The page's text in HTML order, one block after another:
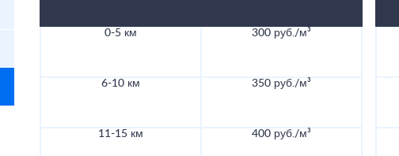
0-5 км 300 руб./м³
6-10 км 350 руб./м³
11-15 км 400 руб./м³